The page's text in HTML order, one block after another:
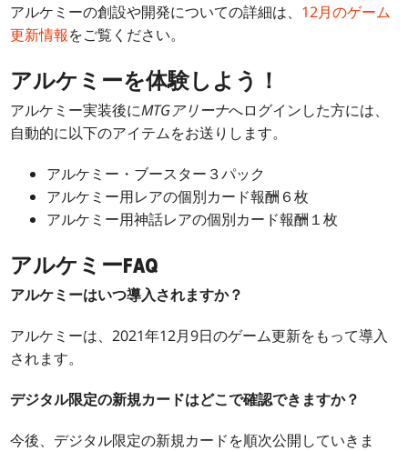
アルケミーの創設や開発についての詳細は、 12月のゲーム
更新情報をご覧ください。
アルケミーを体験しよう！
アルケミー実装後にMTGアリーナへログインした方には、
自動的に以下のアイテムをお送りします。
アルケミー・ブースター３パック
アルケミー用レアの個別カード報酬６枚
アルケミー用神話レアの個別カード報酬１枚
アルケミーFAQ
アルケミーはいつ導入されますか？
アルケミーは、2021年12月9日のゲーム更新をもって導入
されます。
デジタル限定の新規カードはどこで確認できますか？
今後、デジタル限定の新規カードを順次公開していきま